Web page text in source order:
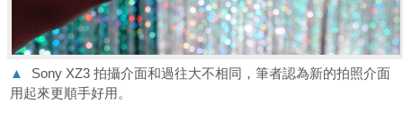
▲
Sony XZ3 拍攝介面和過往大不相同，筆者認為新的拍照介面
用起來更順手好用。